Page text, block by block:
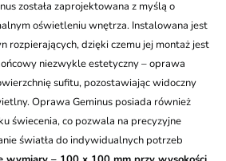
została zaprojektowana z myślą o
oświetleniu wnętrza. Instalowana jest
rozpierających, dzięki czemu jej montaż jest
niezwykle estetyczny – oprawa
sufitu, pozostawiając widoczny
Oprawa Geminus posiada również
świecenia, co pozwala na precyzyjne
światła do indywidualnych potrzeb